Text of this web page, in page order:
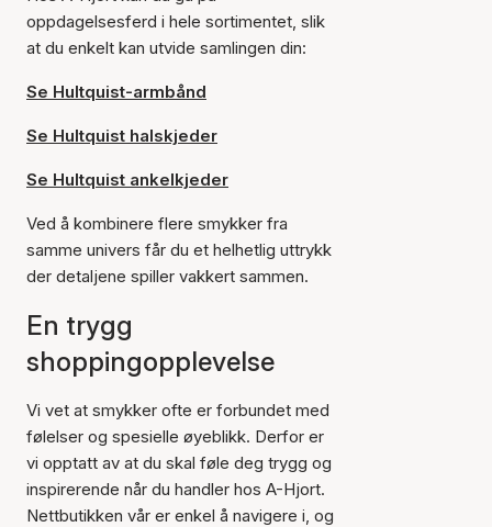
oppdagelsesferd i hele sortimentet, slik
at du enkelt kan utvide samlingen din:
Se Hultquist-armbånd
Se Hultquist halskjeder
Se Hultquist ankelkjeder
Ved å kombinere flere smykker fra
samme univers får du et helhetlig uttrykk
der detaljene spiller vakkert sammen.
En trygg
shoppingopplevelse
Vi vet at smykker ofte er forbundet med
følelser og spesielle øyeblikk. Derfor er
vi opptatt av at du skal føle deg trygg og
inspirerende når du handler hos A-Hjort.
Nettbutikken vår er enkel å navigere i, og